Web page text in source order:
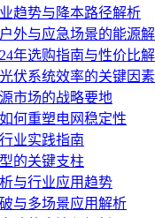
趋势与降本路径解析
外与应急场景的能源
年选购指南与性价比
伏系统效率的关键因素
市场的战略要地
何重塑电网稳定性
业实践指南
的关键支柱
与行业应用趋势
与多场景应用解析